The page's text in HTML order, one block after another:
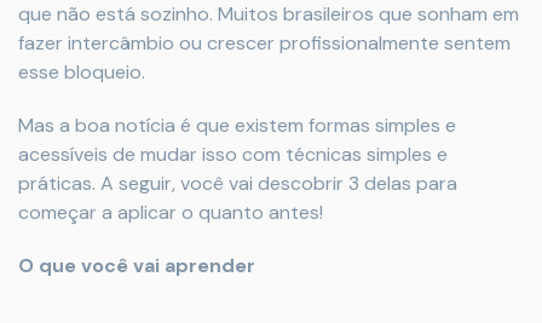
que não está sozinho. Muitos brasileiros que sonham em
fazer intercâmbio ou crescer profissionalmente sentem
esse bloqueio.
Mas a boa notícia é que existem formas simples e
acessíveis de mudar isso com técnicas simples e
práticas. A seguir, você vai descobrir 3 delas para
começar a aplicar o quanto antes!
O que você vai aprender